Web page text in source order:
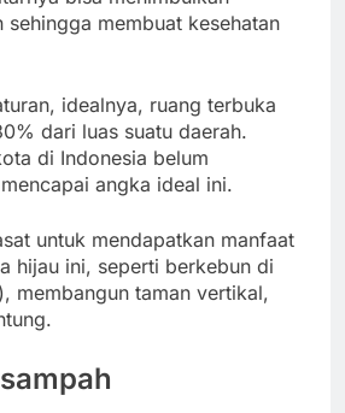
sehingga membuat kesehatan
idealnya, ruang terbuka
dari luas suatu daerah.
di Indonesia belum
angka ideal ini.
untuk mendapatkan manfaat
hijau ini, seperti berkebun di
membangun taman vertikal,